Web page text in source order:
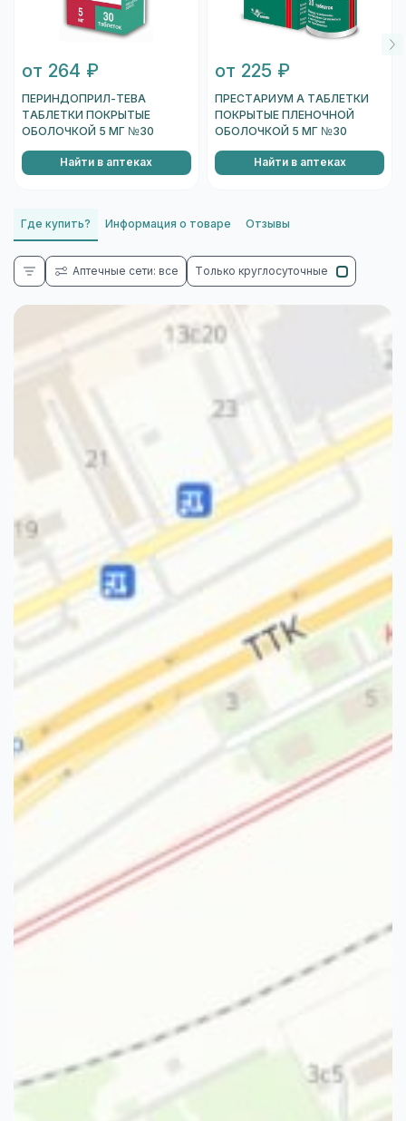
от 264 ₽
ПЕРИНДОПРИЛ-ТЕВА
ТАБЛЕТКИ ПОКРЫТЫЕ
ОБОЛОЧКОЙ 5 МГ №30
Найти в аптеках
от 225 ₽
ПРЕСТАРИУМ А ТАБЛЕТКИ
ПОКРЫТЫЕ ПЛЕНОЧНОЙ
ОБОЛОЧКОЙ 5 МГ №30
Найти в аптеках
Где купить? Информация о товаре Отзывы
Аптечные сети: все Только круглосуточные